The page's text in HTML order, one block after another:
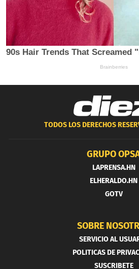
TODOS LOS DERECHOS
GRUPO
LAPRENSA.HN
ELHERALDO.HN
GOTV
SOBRE
SERVICIO AL
POLITICAS DE
SUSCRIBETE